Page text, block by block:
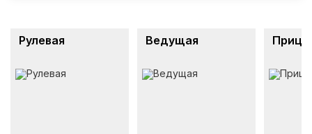
Рулевая Ведущая